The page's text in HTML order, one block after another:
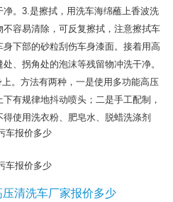
。3.是擦拭，用洗车海绵蘸上香波洗
容易清除，可反复擦拭，注意擦拭车
下部的砂粒刮伤车身漆面。接着用高
、拐角处的泡沫等残留物冲洗干净。
。方法有两种，一是使用多功能高压
有规律地抖动喷头；二是手工配制，
使用洗衣粉、肥皂水、脱蜡洗涤剂
清洗车厂家报价多少